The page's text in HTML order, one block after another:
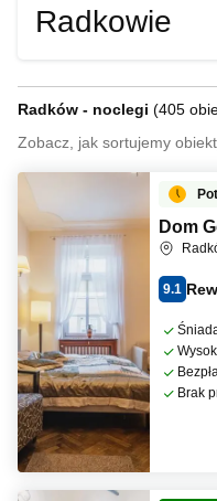
Radkowie
Radków - noclegi (405
Zobacz, jak sortujemy
Dom
9.1
Brak